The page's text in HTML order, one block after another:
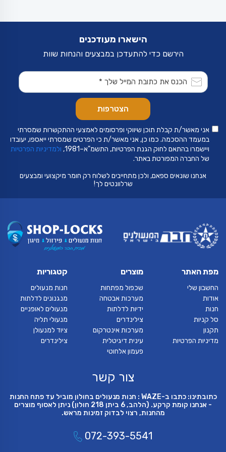
את
הישארו מעודכנים
הירשם כדי להתעדכן במבצעים והנחות שוות
אני מאשר/ת קבלת תוכן שיווקי ופרסומים לאמצעי ההתקשרות שמסרתי
במעמד ההסכמה. כמו כן, אני מאשר/ת כי הפרטים שמסרתי ייאספו, יעובדו
ויישמרו בהתאם לחוק הגנת הפרטיות, התשמ"א–1981,
ולמדיניות הפרטיות
של החברה המפורטת באתר.
אנחנו שונאים ספאם, ולכן מתחייבים לשלוח רק חומר מיקצועי ומבצעים
שרלוונטים לך!
מפת האתר
החשבון שלי
אודות
חנות
סל קניות
תקנון
מדיניות הפרטיות
מוצרים
שכפול מפתחות
מערכות אבטחה
ידיות לדלתות
צילינדרים
מערכות אינטרקום
עינית דיגיטלית
פעמון אלחוטי
קטגוריות
חנות מנעולים
מנגנונים לדלתות
מנעולים לאופניים
מנעולי תליה
ציוד למנעולן
צילינדרים
צור קשר
כתובתינו: כתבו ב-WAZE : חנות מנעולים בחולון מוביל עד פתח החנות
- אנחנו קומת קרקע. (הלהב, 6 ביתן 218 חולון) ניתן לאסוף מוצרים
מהחנות, רצוי לבדוק זמינות מראש.
072-393-5541